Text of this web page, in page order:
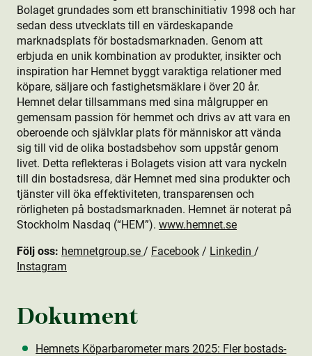
Bolaget grundades som ett branschinitiativ 1998 och har
sedan dess utvecklats till en värdeskapande
marknadsplats för bostads­marknaden. Genom att
erbjuda en unik kombination av produkt­er, insikter och
inspiration har Hemnet byggt varaktiga relationer med
köpare, säljare och fastighetsmäklare i över 20 år.
Hemnet delar tillsammans med sina målgrupper en
gemensam passion för hemmet och drivs av att vara en
oberoende och självklar plats för människor att vända
sig till vid de olika bostads­behov som uppstår genom
livet. Detta reflekteras i Bolagets vision att vara nyckeln
till din bostads­resa, där Hemnet med sina produkt­er och
tjänster vill öka effektiviteten, transparensen och
rörligheten på bostads­marknaden. Hemnet är noterat på
Stockholm Nasdaq (“HEM”). www.hemnet.se
Följ oss: hemnetgroup.se / Facebook / Linkedin /
Instagram
Dokument
Hemnets Köparbarometer mars 2025: Fler bostads­